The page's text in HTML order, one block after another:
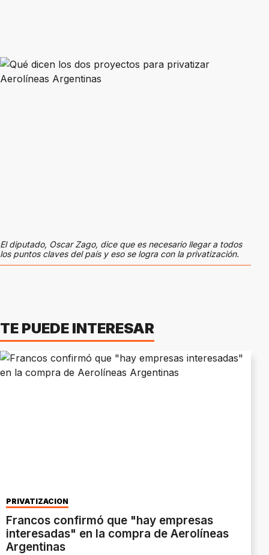
El diputado, Oscar Zago, dice que es necesario llegar a todos
los puntos claves del país y eso se logra con la privatización.
TE PUEDE INTERESAR
PRIVATIZACIÓN
Francos confirmó que "hay empresas
interesadas" en la compra de Aerolíneas
Argentinas